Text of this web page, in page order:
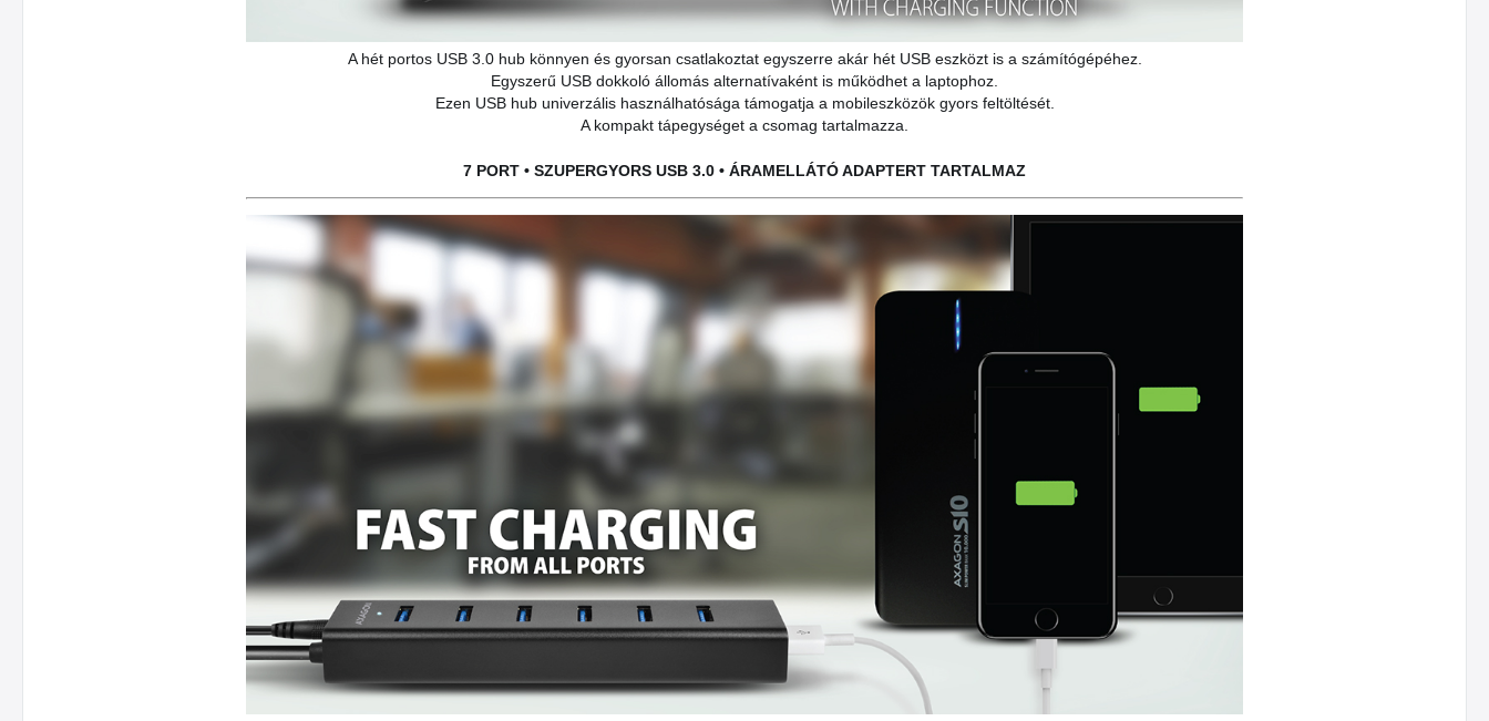
A hét portos USB 3.0 hub könnyen és gyorsan csatlakoztat egyszerre akár hét USB eszközt is a számítógépéhez.
Egyszerű USB dokkoló állomás alternatívaként is működhet a laptophoz.
Ezen USB hub univerzális használhatósága támogatja a mobileszközök gyors feltöltését.
A kompakt tápegységet a csomag tartalmazza.
7 PORT • SZUPERGYORS USB 3.0 • ÁRAMELLÁTÓ ADAPTERT TARTALMAZ